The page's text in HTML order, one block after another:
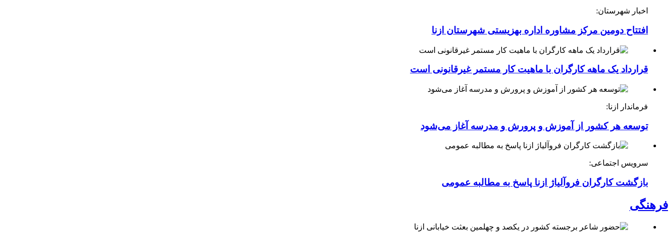
اخبار شهرستان:
افتتاح دومین مرکز مشاوره اداره بهزیستی شهرستان ازنا
قرارداد یک ماهه کارگران با ماهیت کار مستمر غیرقانونی است
فرماندار ازنا:
توسعه هر کشور از آموزش و پرورش و مدرسه آغاز می‌شود
سرویس اجتماعی:
بازگشت کارگران فروآلیاژ ازنا پاسخ به مطالبه عمومی
فرهنگی